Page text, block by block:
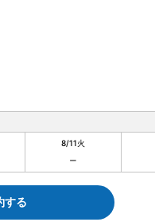
8/11火
する